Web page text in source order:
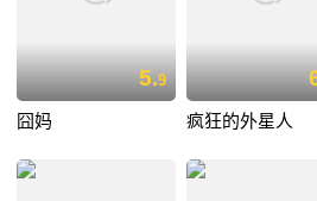
5.9
囧妈 疯狂的外星人